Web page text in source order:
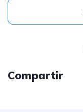
Compartir